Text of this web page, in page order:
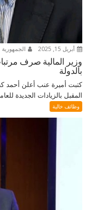
أبريل 15, 2025 الجمهورية
وزير المالية صرف
بالدولة
كتبت أميرة عنب أعلن أحمد
المقبل بالزيادات الجديدة
وظائف خالية